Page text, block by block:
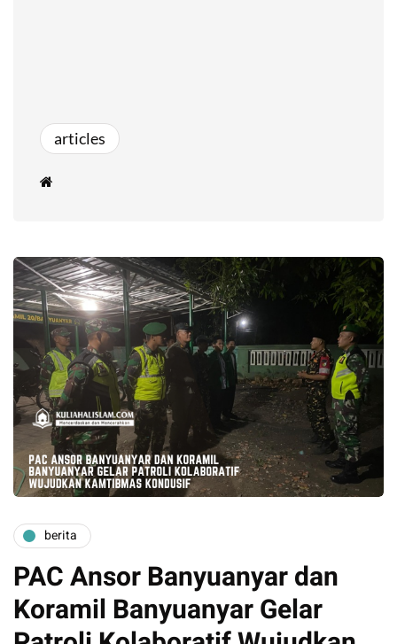
articles
berita
PAC Ansor Banyuanyar dan
Koramil Banyuanyar Gelar